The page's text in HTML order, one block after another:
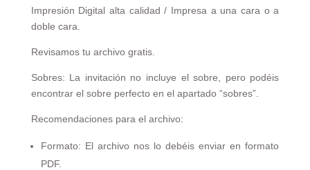
Impresión Digital alta calidad / Impresa a una cara o a
doble cara.
Revisamos tu archivo gratis.
Sobres: La invitación no incluye el sobre, pero podéis
encontrar el sobre perfecto en el apartado “sobres”.
Recomendaciones para el archivo:
Formato: El archivo nos lo debéis enviar en formato
PDF.